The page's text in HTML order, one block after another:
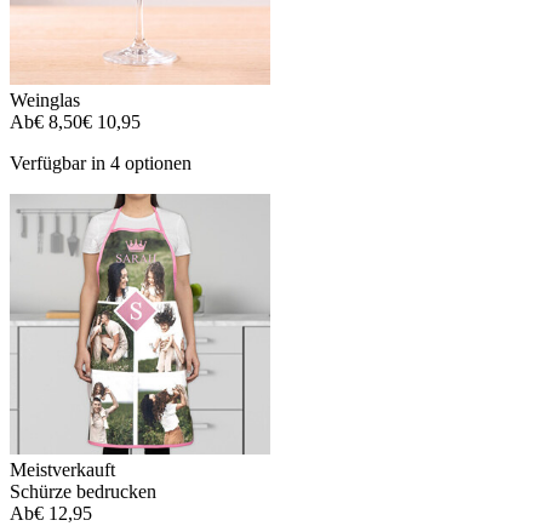
Weinglas
Ab€ 8,50€ 10,95
Verfügbar in 4 optionen
Meistverkauft
Schürze bedrucken
Ab€ 12,95